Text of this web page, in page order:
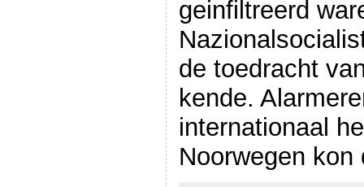
geinfiltreerd
de toedracht
kende.
internationaal
Noorwegen